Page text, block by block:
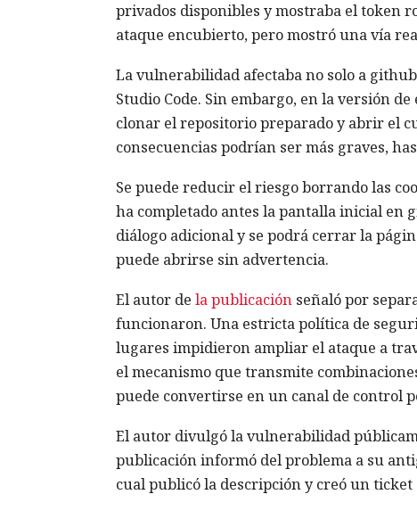
privados disponibles y mostraba el token
ataque encubierto, pero mostró una vía
La vulnerabilidad afectaba no solo a
Studio Code. Sin embargo, en la versión
clonar el repositorio preparado y abrir el
consecuencias podrían ser más graves,
Se puede reducir el riesgo borrando las
ha completado antes la pantalla inicial en
diálogo adicional y se podrá cerrar la
puede abrirse sin advertencia.
El autor de la publicaciónseñaló por
funcionaron. Una estricta política de
lugares impidieron ampliar el ataque a
el mecanismo que transmite
puede convertirse en un canal de control
El autor divulgó la vulnerabilidad
publicación informó del problema a su
cual publicó la descripción y creó un